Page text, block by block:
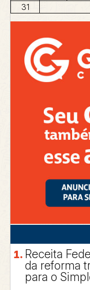
31
Receita
da reforma
para o